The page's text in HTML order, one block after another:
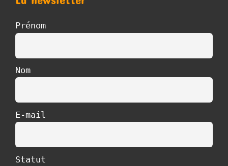
Prénom
Nom
E-mail
Statut